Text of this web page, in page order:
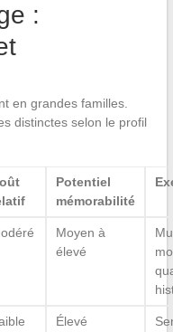
:
en grandes familles.
distinctes selon le profil
Potentiel
mémorabilité
Moyen à
élevé
Élevé